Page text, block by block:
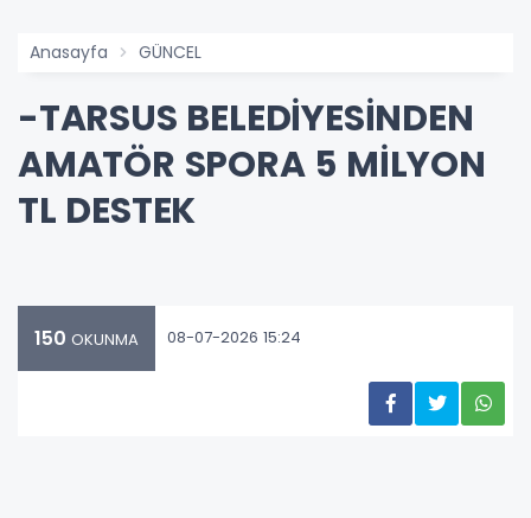
Anasayfa GÜNCEL
-TARSUS BELEDİYESİNDEN
AMATÖR SPORA 5 MİLYON
TL DESTEK
150 OKUNMA 08-07-2026 15:24